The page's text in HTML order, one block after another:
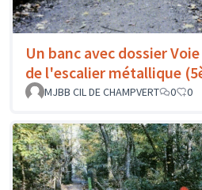
Un banc avec dossier
de l'escalier métallique
MJBB CIL DE CHAMPVERT
0 0